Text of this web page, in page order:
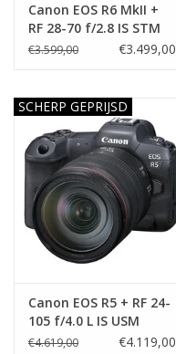
Canon EOS R6 MkII +
RF 28-70 f/2.8 IS STM
€3.599,00 €3.499,00
SCHERP GEPRIJSD
Canon EOS R5 + RF 24-
105 f/4.0 L IS USM
€4.619,00 €4.119,00